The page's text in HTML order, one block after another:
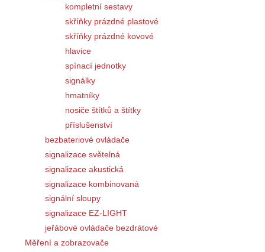
kompletní sestavy
skříňky prázdné plastové
skříňky prázdné kovové
hlavice
spínací jednotky
signálky
hmatníky
nosiče štítků a štítky
příslušenství
bezbateriové ovládače
signalizace světelná
signalizace akustická
signalizace kombinovaná
signální sloupy
signalizace EZ-LIGHT
jeřábové ovládače bezdrátové
Měření a zobrazovače